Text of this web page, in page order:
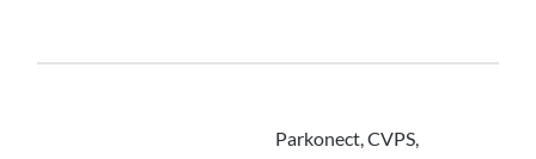
Parkonect, CVPS,